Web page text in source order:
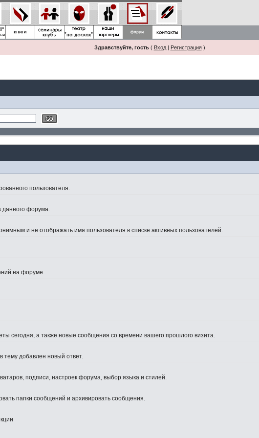
Здравствуйте, гость( Вход| Регистрация)
пользователя.
данного форума.
и не отображать имя пользователя в списке активных пользователей.
на форуме.
сегодня, а также новые сообщения со времени вашего прошлого визита.
тему добавлен новый ответ.
подписи, настроек форума, выбор языка и стилей.
папки сообщений и архивировать сообщения.